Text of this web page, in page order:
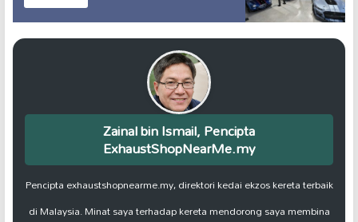
Zainal bin Ismail, Pencipta
ExhaustShopNearMe.my
Pencipta exhaustshopnearme.my, direktori kedai ekzos kereta terbaik
di Malaysia. Minat saya terhadap kereta mendorong saya membina